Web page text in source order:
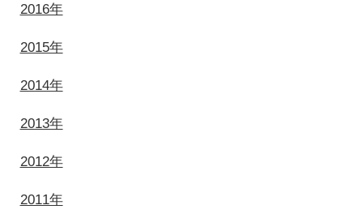
2016年
2015年
2014年
2013年
2012年
2011年